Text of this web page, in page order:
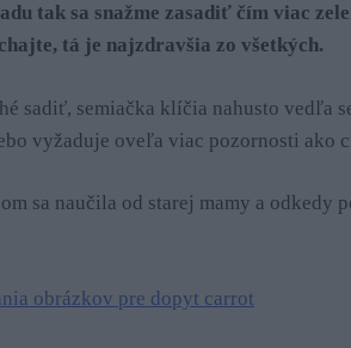
tak sa snažme zasadiť čím viac
tá je najzdravšia zo všetkých.
sadiť, semiačka klíčia nahusto vedľa
vyžaduje oveľa viac pozornosti ako
sa naučila od starej mamy a odkedy